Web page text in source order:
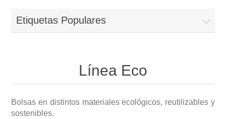
Etiquetas Populares
Línea Eco
Bolsas en distintos materiales ecológicos, reutilizables y
sostenibles.